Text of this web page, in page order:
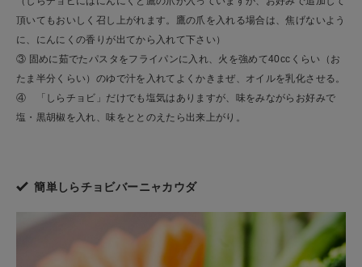
頂いてもおいしく召し上がれます。鷹の爪を入れる場合は、焦げないよう
に、にんにくの香りが出てから入れて下さい）
③ 固めに茹でたパスタをフライパンに入れ、火を強めて40ccくらい（お
たま半分くらい）のゆで汁を入れてよくかきまぜ、オイルを乳化させる。
④ 「しらチョビ」だけでも塩気はありますが、味をみながらお好みで
塩・黒胡椒を入れ、味をととのえたら出来上がり。
簡単しらチョビバーニャカウダ